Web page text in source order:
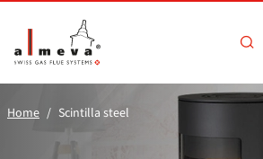
Home Scintilla steel